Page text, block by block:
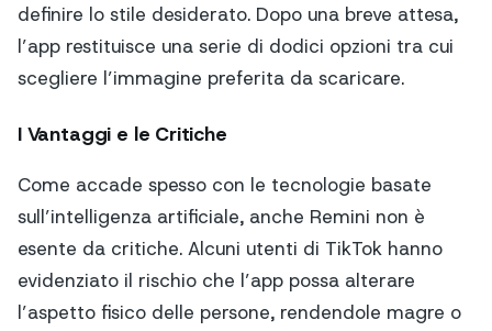
definire lo stile desiderato. Dopo una breve attesa,
l’app restituisce una serie di dodici opzioni tra cui
scegliere l’immagine preferita da scaricare.
I Vantaggi e le Critiche
Come accade spesso con le tecnologie basate
sull’intelligenza artificiale, anche Remini non è
esente da critiche. Alcuni utenti di TikTok hanno
evidenziato il rischio che l’app possa alterare
l’aspetto fisico delle persone, rendendole magre o